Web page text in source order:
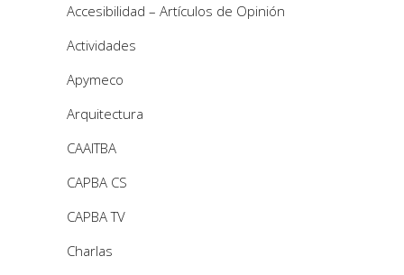
Accesibilidad – Artículos de Opinión
Actividades
Apymeco
Arquitectura
CAAITBA
CAPBA CS
CAPBA TV
Charlas